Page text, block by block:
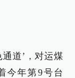
道’，对运煤
今年第9号台